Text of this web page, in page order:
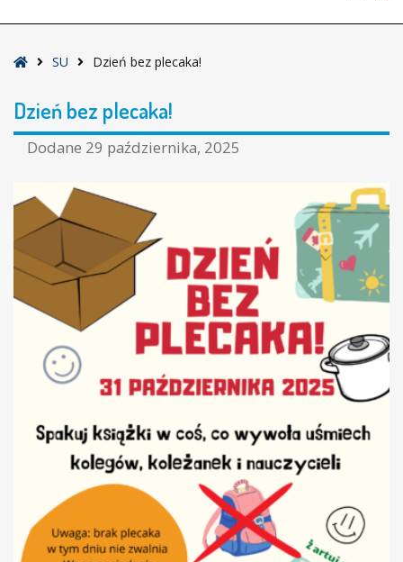
Strona
SU Dzień bez plecaka!
Dzień bez plecaka!
Dodane 29 października, 2025